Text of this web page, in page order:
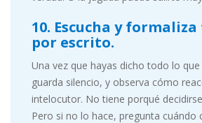
10. Escucha y
por escrito.
Una vez que hayas dicho todo lo que
guarda silencio, y observa cómo
intelocutor. No tiene porqué
Pero si no lo hace, pregunta cuándo